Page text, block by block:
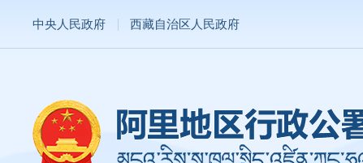
中央人民政府 西藏自治区人民政府